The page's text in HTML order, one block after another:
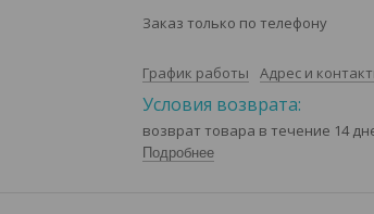
Заказ только по телефону
График работы Адрес и
возврат товара в течение 14
Подробнее